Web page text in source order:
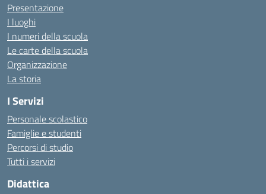
Presentazione
I luoghi
I numeri della scuola
Le carte della scuola
Organizzazione
La storia
I Servizi
Personale scolastico
Famiglie e studenti
Percorsi di studio
Tutti i servizi
Didattica